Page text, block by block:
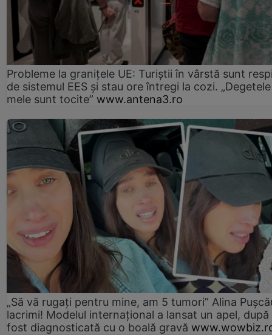
Probleme la granițele UE: Turiștii în vârstă sunt
de sistemul EES și stau ore întregi la cozi. „Degetele
mele sunt tocite” www.antena3.ro
„Să vă rugați pentru mine, am 5 tumori” Alina
lacrimi! Modelul internațional a lansat un apel, după
fost diagnosticată cu o boală gravă